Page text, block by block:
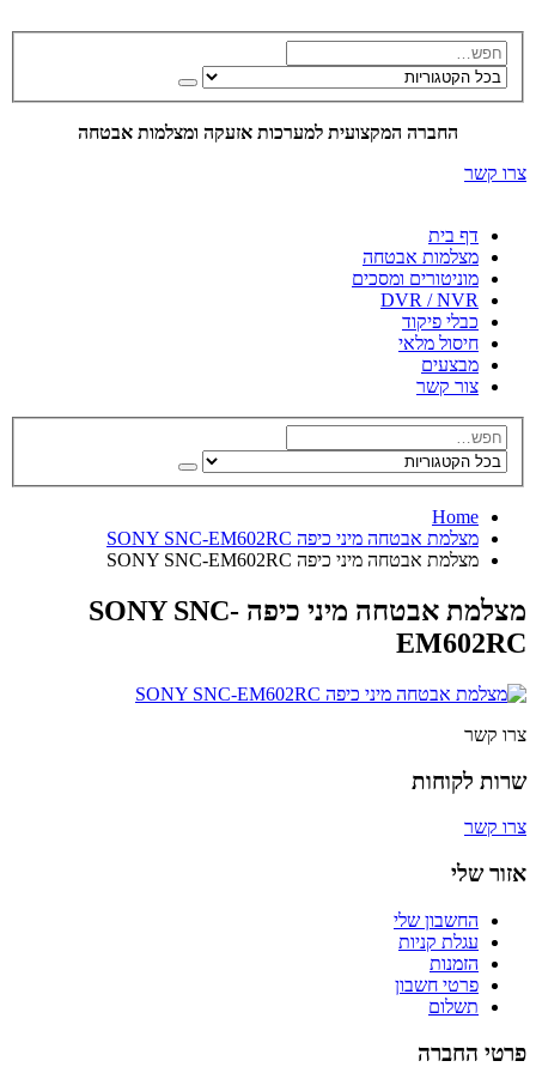
החברה המקצועית למערכות אזעקה ומצלמות אבטחה
צרו קשר
דף בית
מצלמות אבטחה
מוניטורים ומסכים
DVR / NVR
כבלי פיקוד
חיסול מלאי
מבצעים
צור קשר
Home
מצלמת אבטחה מיני כיפה SONY SNC-EM602RC
מצלמת אבטחה מיני כיפה SONY SNC-EM602RC
מצלמת אבטחה מיני כיפה SONY SNC-
EM602RC
צרו קשר
שרות לקוחות
צרו קשר
אזור שלי
החשבון שלי
עגלת קניות
הזמנות
פרטי חשבון
תשלום
פרטי החברה